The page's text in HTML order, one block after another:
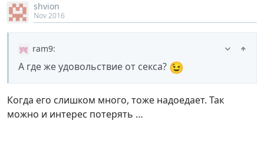
shvion
Nov 2016
ram9:
А где же удовольствие от секса? 😉
Когда его слишком много, тоже надоедает. Так
можно и интерес потерять …